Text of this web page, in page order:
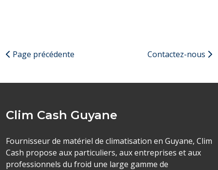
Page précédente Contactez-nous
Clim Cash Guyane
Fournisseur de matériel de climatisation en Guyane, Clim
Cash propose aux particuliers, aux entreprises et aux
professionnels du froid une large gamme de